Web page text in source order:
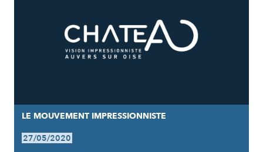
LE MOUVEMENT IMPRESSIONNISTE
27/05/2020